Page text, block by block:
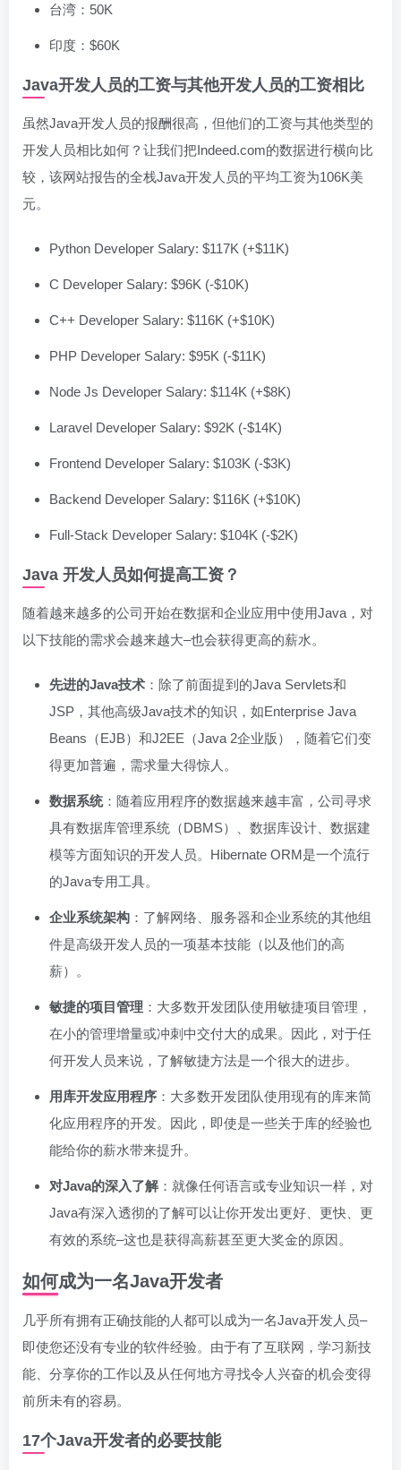
台湾：50K
印度：$60K
Java开发人员的工资与其他开发人员的工资相比
虽然Java开发人员的报酬很高，但他们的工资与其他类型的
开发人员相比如何？让我们把Indeed.com的数据进行横向比
较，该网站报告的全栈Java开发人员的平均工资为106K美
元。
Python Developer Salary: $117K (+$11K)
C Developer Salary: $96K (-$10K)
C++ Developer Salary: $116K (+$10K)
PHP Developer Salary: $95K (-$11K)
Node Js Developer Salary: $114K (+$8K)
Laravel Developer Salary: $92K (-$14K)
Frontend Developer Salary: $103K (-$3K)
Backend Developer Salary: $116K (+$10K)
Full-Stack Developer Salary: $104K (-$2K)
Java 开发人员如何提高工资？
随着越来越多的公司开始在数据和企业应用中使用Java，对
以下技能的需求会越来越大–也会获得更高的薪水。
先进的Java技术 ：除了前面提到的Java Servlets和
JSP，其他高级Java技术的知识，如Enterprise Java
Beans（EJB）和J2EE（Java 2企业版），随着它们变
得更加普遍，需求量大得惊人。
数据系统：随着应用程序的数据越来越丰富，公司寻求
具有数据库管理系统（DBMS）、数据库设计、数据建
模等方面知识的开发人员。Hibernate ORM是一个流行
的Java专用工具。
企业系统架构 ：了解网络、服务器和企业系统的其他组
件是高级开发人员的一项基本技能（以及他们的高
薪）。
敏捷的项目管理 ：大多数开发团队使用敏捷项目管理，
在小的管理增量或冲刺中交付大的成果。因此，对于任
何开发人员来说，了解敏捷方法是一个很大的进步。
用库开发应用程序 ：大多数开发团队使用现有的库来简
化应用程序的开发。因此，即使是一些关于库的经验也
能给你的薪水带来提升。
对Java的深入了解：就像任何语言或专业知识一样，对
Java有深入透彻的了解可以让你开发出更好、更快、更
有效的系统–这也是获得高薪甚至更大奖金的原因。
如何成为一名Java开发者
几乎所有拥有正确技能的人都可以成为一名Java开发人员–
即使您还没有专业的软件经验。由于有了互联网，学习新技
能、分享你的工作以及从任何地方寻找令人兴奋的机会变得
前所未有的容易。
17个Java开发者的必要技能